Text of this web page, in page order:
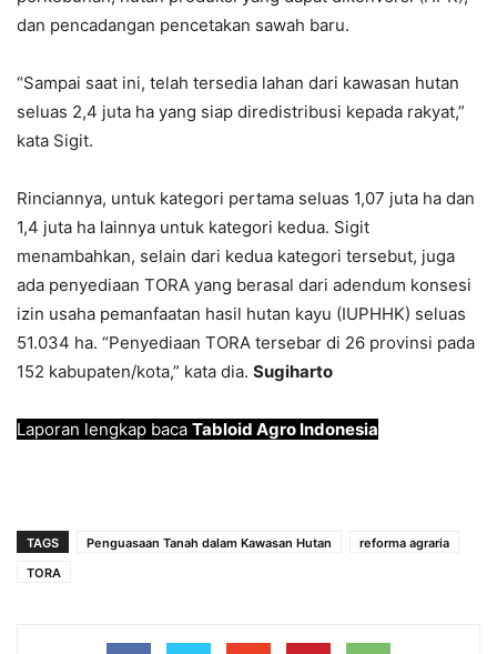
dan pencadangan pencetakan sawah baru.
“Sampai saat ini, telah tersedia lahan dari kawasan hutan
seluas 2,4 juta ha yang siap diredistribusi kepada rakyat,”
kata Sigit.
Rinciannya, untuk kategori pertama seluas 1,07 juta ha dan
1,4 juta ha lainnya untuk kategori kedua. Sigit
menambahkan, selain dari kedua kategori tersebut, juga
ada penyediaan TORA yang berasal dari adendum konsesi
izin usaha pemanfaatan hasil hutan kayu (IUPHHK) seluas
51.034 ha. “Penyediaan TORA tersebar di 26 provinsi pada
152 kabupaten/kota,” kata dia. Sugiharto
Laporan lengkap baca Tabloid Agro Indonesia
TAGS Penguasaan Tanah dalam Kawasan Hutan
reforma agraria
TORA